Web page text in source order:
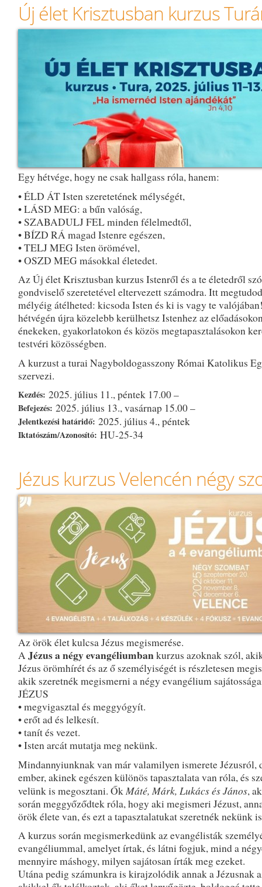
Új élet Krisztusban kurzus
Egy hétvége, hogy ne csak hallgass róla, hanem:
• ÉLD ÁT Isten szeretetének mélységét,
• LÁSD MEG: a bűn valóság,
• SZABADULJ FEL minden félelmedtől,
• BÍZD RÁ magad Istenre egészen,
• TELJ MEG Isten örömével,
• OSZD MEG másokkal életedet.
Az Új élet Krisztusban kurzus Istenről és a te életedről
gondviselő szeretetével eltervezett számodra. Itt
mélyéig átélheted: kicsoda Isten és ki is vagy te
hétvégén újra közelebb kerülhetsz Istenhez az
énekeken, gyakorlatokon és közös megtapasztalásokon
testvéri közösségben.
A kurzust a turai Nagyboldogasszony Római Katolikus
szervezi.
Kezdés: 2025. július 11., péntek 17.00 –
Befejezés: 2025. július 13., vasárnap 15.00 –
Jelentkezési határidő: 2025. július 4., péntek
Iktatószám/Azonosító: HU-25-34
Jézus kurzus Velencén négy
Az örök élet kulcsa Jézus megismerése.
AJézus a négy evangéliumbankurzus azoknak szól,
Jézus örömhírét és az ő személyiségét is részletesen
akik szeretnék megismerni a négy evangélium
JÉZUS
• megvigasztal és meggyógyít.
• erőt ad és lelkesít.
• tanít és vezet.
• Isten arcát mutatja meg nekünk.
Mindannyiunknak van már valamilyen ismerete Jézusról,
ember, akinek egészen különös tapasztalata van róla, és
velünk is megosztani. Ők Máté, Márk, Lukács és János,
során meggyőződtek róla, hogy aki megismeri Jézust,
örök élete van, és ezt a tapasztalatukat szeretnék nekünk
A kurzus során megismerkedünk az evangélisták
evangéliummal, amelyet írtak, és látni fogjuk, mind a
mennyire máshogy, milyen sajátosan írták meg ezeket.
Utána pedig számunkra is kirajzolódik annak a Jézusnak